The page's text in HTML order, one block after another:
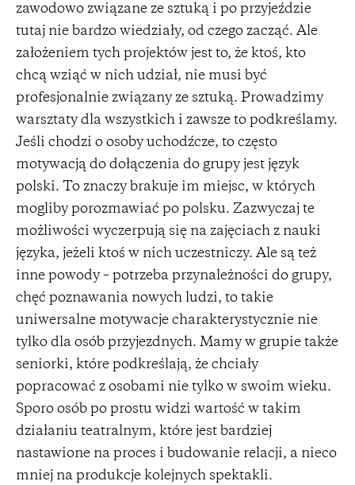
zawodowo związane ze sztuką i po przyjeździe
tutaj nie bardzo wiedziały, od czego zacząć. Ale
założeniem tych projektów jest to, że ktoś, kto
chcą wziąć w nich udział, nie musi być
profesjonalnie związany ze sztuką. Prowadzimy
warsztaty dla wszystkich i zawsze to podkreślamy.
Jeśli chodzi o osoby uchodźcze, to często
motywacją do dołączenia do grupy jest język
polski. To znaczy brakuje im miejsc, w których
mogliby porozmawiać po polsku. Zazwyczaj te
możliwości wyczerpują się na zajęciach z nauki
języka, jeżeli ktoś w nich uczestniczy. Ale są też
inne powody – potrzeba przynależności do grupy,
chęć poznawania nowych ludzi, to takie
uniwersalne motywacje charakterystycznie nie
tylko dla osób przyjezdnych. Mamy w grupie także
seniorki, które podkreślają, że chciały
popracować z osobami nie tylko w swoim wieku.
Sporo osób po prostu widzi wartość w takim
działaniu teatralnym, które jest bardziej
nastawione na proces i budowanie relacji, a nieco
mniej na produkcje kolejnych spektakli.